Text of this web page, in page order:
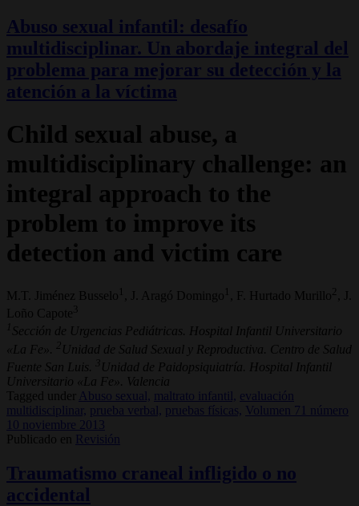
Abuso sexual infantil: desafío
multidisciplinar. Un abordaje integral del
problema para mejorar su detección y la
atención a la víctima
Child sexual abuse, a
multidisciplinary challenge: an
integral approach to the
problem to improve its
detection and victim care
M.T. Jiménez Busselo 1 , J. Aragó Domingo 1 , F. Hurtado Murillo
, J.
Loño Capote 3
1 Sección de Urgencias Pediátricas. Hospital Infantil Universitario
«La Fe».
2 Unidad de Salud Sexual y Reproductiva. Centro de Salud
Fuente San Luis.
3 Unidad de Paidopsiquiatría. Hospital Infantil
Universitario «La Fe». Valencia
Tagged under
Abuso sexual, maltrato infantil,
evaluación
multidisciplinar,
prueba verbal, pruebas físicas,
Volumen 71 número
10 noviembre 2013
Publicado en
Revisión
Traumatismo craneal infligido o no
accidental